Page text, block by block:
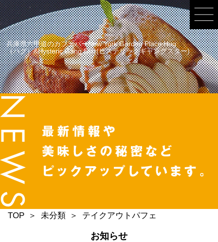
兵庫県六甲道のカフェバーNew York Garden Place Hug
（ハグ）&Hysteric Gang Star(ヒステリックギャングスター)
TOP 未分類 テイクアウトパフェ
お知らせ